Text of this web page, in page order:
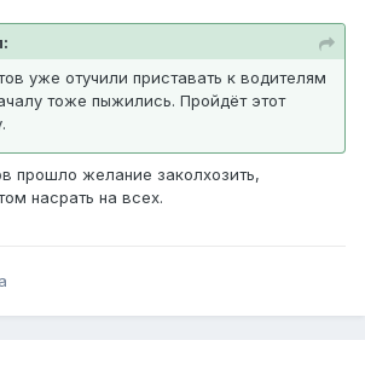
уже отучили приставать к водителям
тоже пыжились. Пройдёт этот
прошло желание заколхозить,
насрать на всех.